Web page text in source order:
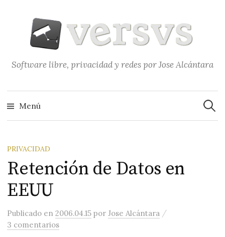
contenido
Software libre, privacidad y redes por Jose Alcántara
Menú
PRIVACIDAD
Retención de Datos en
EEUU
Publicado en2006.04.15 porJose Alcántara /
3 comentarios